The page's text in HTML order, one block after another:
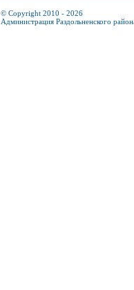
© Copyright 2010 - 2026
Администрация Раздольненского